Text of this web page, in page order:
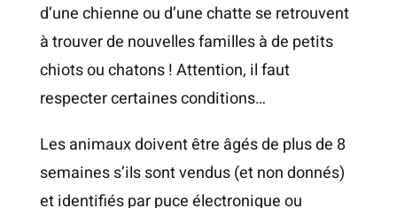
CONTACT
d’une chienne ou d’une chatte se retrouvent
à trouver de nouvelles familles à de petits
chiots ou chatons ! Attention, il faut
respecter certaines conditions…
Les animaux doivent être âgés de plus de 8
semaines s’ils sont vendus (et non donnés)
et identifiés par puce électronique ou